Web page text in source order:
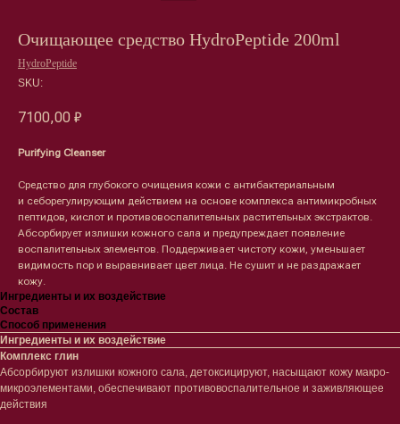
Очищающее средство HydroPeptide 200ml
HydroPeptide
SKU:
7100,00 ₽
Purifying Cleanser
Средство для глубокого очищения кожи с антибактериальным
и себорегулирующим действием на основе комплекса антимикробных
пептидов, кислот и противовоспалительных растительных экстрактов.
Абсорбирует излишки кожного сала и предупреждает появление
воспалительных элементов. Поддерживает чистоту кожи, уменьшает
видимость пор и выравнивает цвет лица. Не сушит и не раздражает
кожу.
Ингредиенты и их воздействие
Состав
Способ применения
Ингредиенты и их воздействие
Комплекс глин
Абсорбируют излишки кожного сала, детоксицируют, насыщают кожу макро-
микроэлементами, обеспечивают противовоспалительное и заживляющее
действия